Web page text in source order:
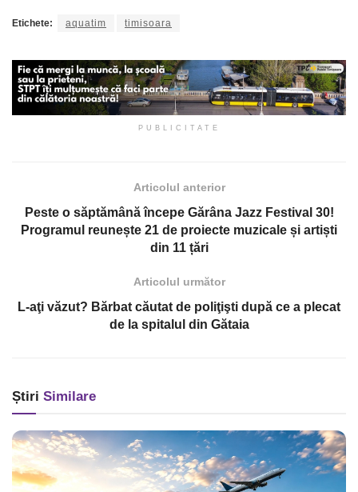
Etichete: aquatim timisoara
PUBLICITATE
Articolul anterior
Peste o săptămână începe Gărâna Jazz Festival 30!
Programul reunește 21 de proiecte muzicale și artiști
din 11 țări
Articolul următor
L-aţi văzut? Bărbat căutat de poliţişti după ce a plecat
de la spitalul din Gătaia
Știri Similare